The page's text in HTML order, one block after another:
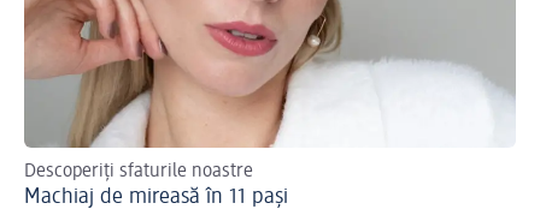
Descoperiți sfaturile noastre
Machiaj de mireasă în 11 pași